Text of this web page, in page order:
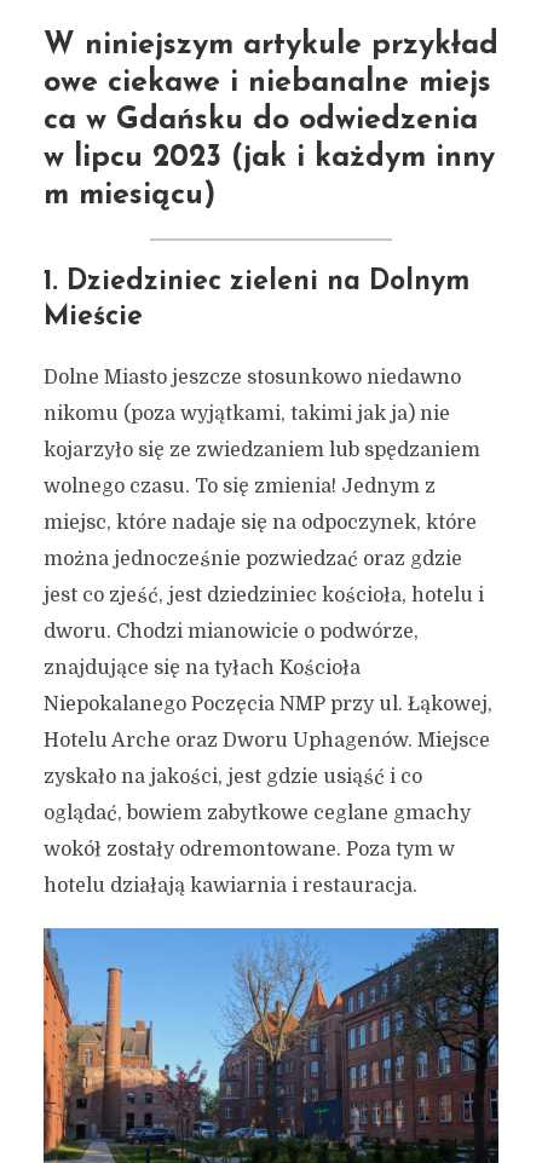
W niniejszym artykule przykład
owe ciekawe i niebanalne miejs
ca w Gdańsku do odwiedzenia
w lipcu 2023 (jak i każdym inny
m miesiącu)
1. Dziedziniec zieleni na Dolnym
Mieście
Dolne Miasto jeszcze stosunkowo niedawno
nikomu (poza wyjątkami, takimi jak ja) nie
kojarzyło się ze zwiedzaniem lub spędzaniem
wolnego czasu. To się zmienia! Jednym z
miejsc, które nadaje się na odpoczynek, które
można jednocześnie pozwiedzać oraz gdzie
jest co zjeść, jest dziedziniec kościoła, hotelu i
dworu. Chodzi mianowicie o podwórze,
znajdujące się na tyłach Kościoła
Niepokalanego Poczęcia NMP przy ul. Łąkowej,
Hotelu Arche oraz Dworu Uphagenów. Miejsce
zyskało na jakości, jest gdzie usiąść i co
oglądać, bowiem zabytkowe ceglane gmachy
wokół zostały odremontowane. Poza tym w
hotelu działają kawiarnia i restauracja.